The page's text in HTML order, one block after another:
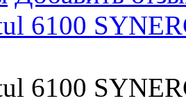
6100
6100